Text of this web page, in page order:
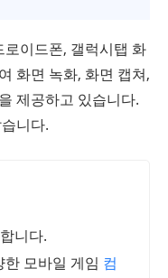
이드폰, 갤럭시탭 화
화면 녹화, 화면 캡쳐,
제공하고 있습니다.
니다.
니다.
한 모바일 게임 컴